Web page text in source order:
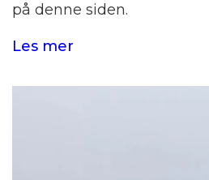
på denne siden.
Les mer